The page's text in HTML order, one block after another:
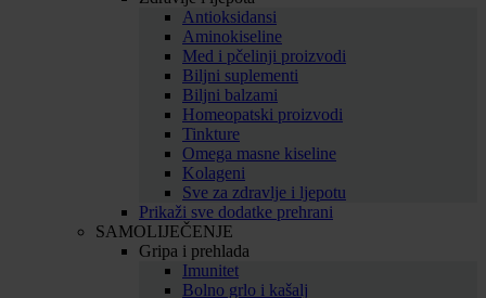
Antioksidansi
Aminokiseline
Med i pčelinji proizvodi
Biljni suplementi
Biljni balzami
Homeopatski proizvodi
Tinkture
Omega masne kiseline
Kolageni
Sve za zdravlje i ljepotu
Prikaži sve dodatke prehrani
SAMOLIJEČENJE
Gripa i prehlada
Imunitet
Bolno grlo i kašalj